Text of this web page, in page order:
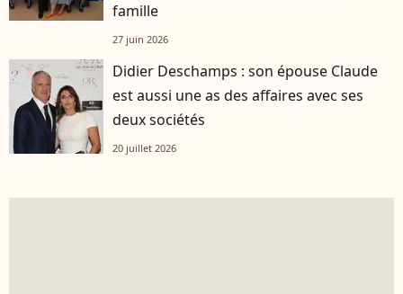
famille
27 juin 2026
Didier Deschamps : son épouse Claude
est aussi une as des affaires avec ses
deux sociétés
20 juillet 2026